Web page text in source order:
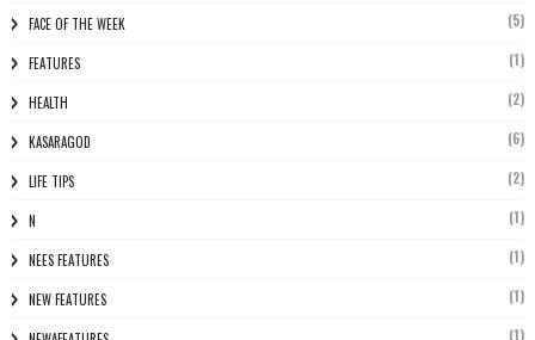
FACE OF THE WEEK (5)
FEATURES (1)
HEALTH (2)
KASARAGOD (6)
LIFE TIPS (2)
N (1)
NEES FEATURES (1)
NEW FEATURES (1)
(1)